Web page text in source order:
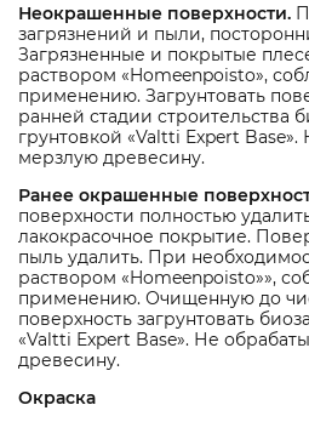
Неокрашенные поверхности.
загрязнений и пыли,
Загрязненные и покрытые
раствором «Homeenpoisto»,
применению. Загрунтовать
ранней стадии строительства
грунтовкой «Valtti Expert
мерзлую древесину.
Ранее окрашенные
поверхности полностью
лакокрасочное покрытие.
пыль удалить. При
раствором «Homeenpoisto»»,
применению. Очищенную до
поверхность загрунтовать
«Valtti Expert Base». Не
древесину.
Окраска